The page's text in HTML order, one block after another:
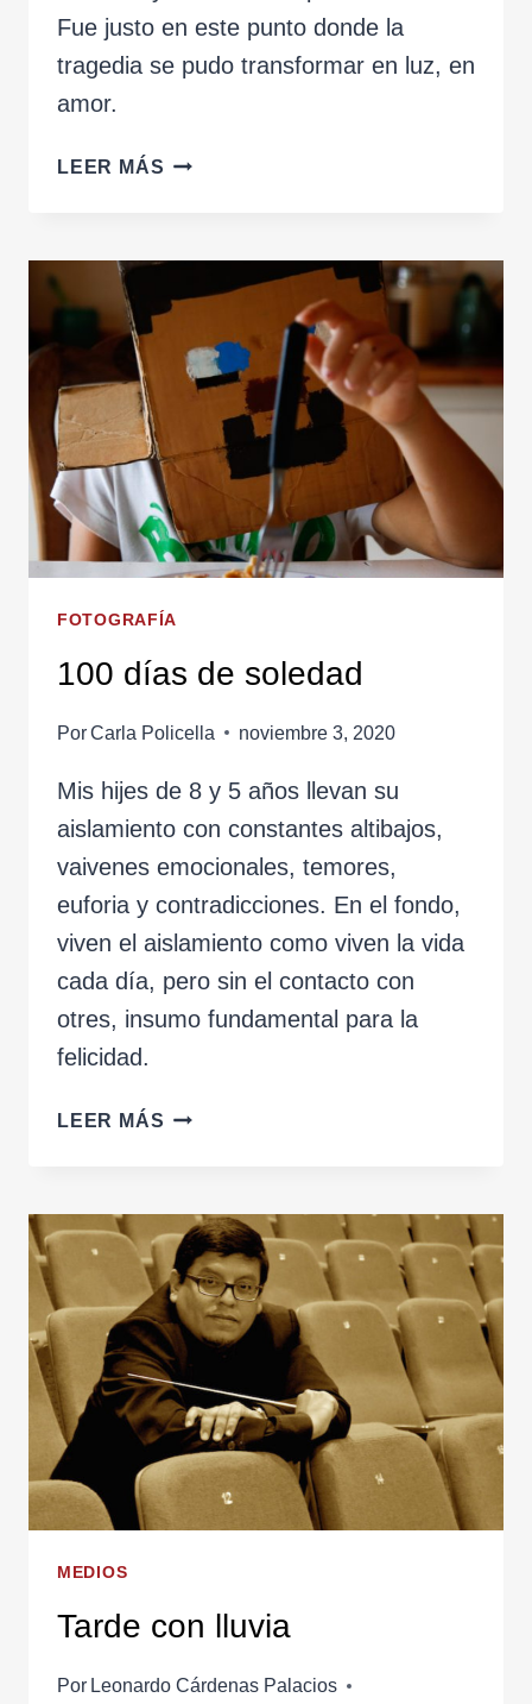
Fue justo en este punto donde la
tragedia se pudo transformar en luz, en
amor.
LEER MÁS PRIMAVERA
FOTOGRAFÍA
100 días de soledad
PorCarla Policella noviembre 3, 2020
Mis hijes de 8 y 5 años llevan su
aislamiento con constantes altibajos,
vaivenes emocionales, temores,
euforia y contradicciones. En el fondo,
viven el aislamiento como viven la vida
cada día, pero sin el contacto con
otres, insumo fundamental para la
felicidad.
LEER MÁS 100
MEDIOS
Tarde con lluvia
Por Leonardo Cárdenas Palacios